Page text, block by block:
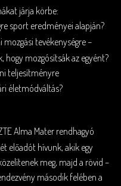
járja körbe:
sport eredményei alapján?
mozgási tevékenységre –
hogy mozgósítsák az egyént?
teljesítményre
életmódváltás?
Alma Mater rendhagyó
előadót hívunk, akik egy
meg, majd a rövid –
második felében a